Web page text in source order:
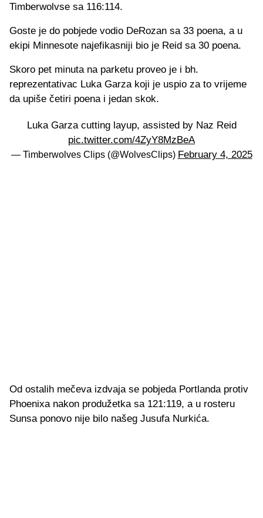
Timberwolvse sa 116:114.
Goste je do pobjede vodio DeRozan sa 33 poena, a u
ekipi Minnesote najefikasniji bio je Reid sa 30 poena.
Skoro pet minuta na parketu proveo je i bh.
reprezentativac Luka Garza koji je uspio za to vrijeme
da upiše četiri poena i jedan skok.
Luka Garza cutting layup, assisted by Naz Reid
pic.twitter.com/4ZyY8MzBeA
— Timberwolves Clips (@WolvesClips) February 4, 2025
Od ostalih mečeva izdvaja se pobjeda Portlanda protiv
Phoenixa nakon produžetka sa 121:119, a u rosteru
Sunsa ponovo nije bilo našeg Jusufa Nurkića.